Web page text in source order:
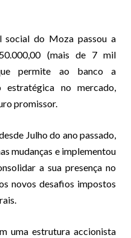
social do Moza passou a
(mais de 7 mil
permite ao banco a
estratégica no mercado,
promissor.
Julho do ano passado,
mudanças e implementou
a sua presença no
novos desafios impostos
uma estrutura accionista